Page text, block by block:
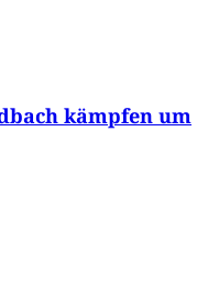
kämpfen um